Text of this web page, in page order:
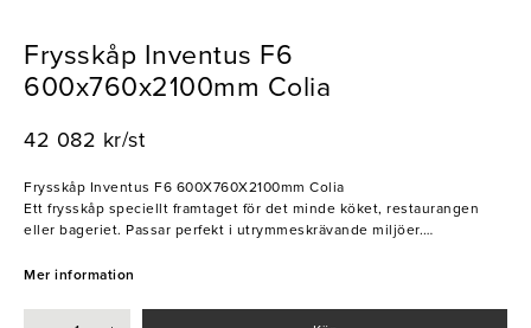
Frysskåp Inventus F6
600x760x2100mm Colia
42 082 kr/st
Frysskåp Inventus F6 600X760X2100mm Colia
Ett frysskåp speciellt framtaget för det minde köket, restaurangen
eller bageriet. Passar perfekt i utrymmeskrävande miljöer.
A.
Mer information